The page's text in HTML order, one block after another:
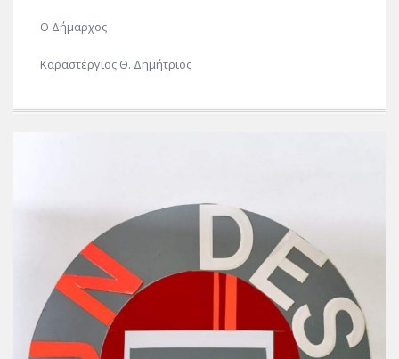
Ο Δήμαρχος
Καραστέργιος Θ. Δημήτριος